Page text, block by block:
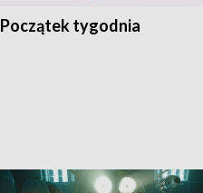
Początek tygodnia